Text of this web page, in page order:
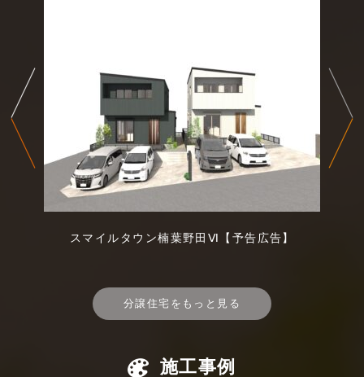
スマイルタウン楠葉野田Ⅵ【予告広告】
分譲住宅をもっと見る
施工事例